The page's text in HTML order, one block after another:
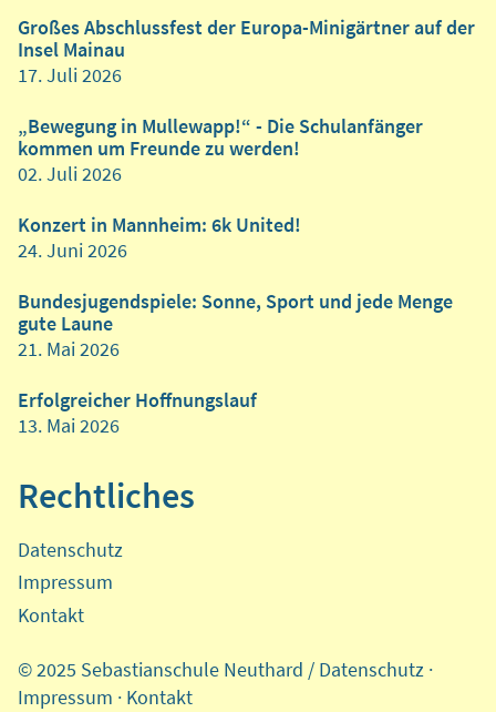
Großes Abschlussfest der Europa-Minigärtner auf der
Insel Mainau
17. Juli 2026
„Bewegung in Mullewapp!“ - Die Schulanfänger
kommen um Freunde zu werden!
02. Juli 2026
Konzert in Mannheim: 6k United!
24. Juni 2026
Bundesjugendspiele: Sonne, Sport und jede Menge
gute Laune
21. Mai 2026
Erfolgreicher Hoffnungslauf
13. Mai 2026
Rechtliches
Datenschutz
Impressum
Kontakt
© 2025 Sebastianschule Neuthard / Datenschutz ·
Impressum · Kontakt